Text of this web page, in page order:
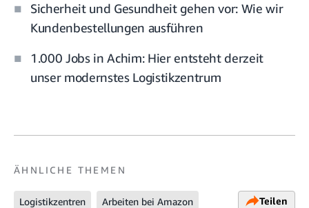
Sicherheit und Gesundheit gehen vor: Wie wir
Kundenbestellungen ausführen
1.000 Jobs in Achim: Hier entsteht derzeit
unser modernstes Logistikzentrum
ÄHNLICHE THEMEN
Logistikzentren Arbeiten bei Amazon Teilen